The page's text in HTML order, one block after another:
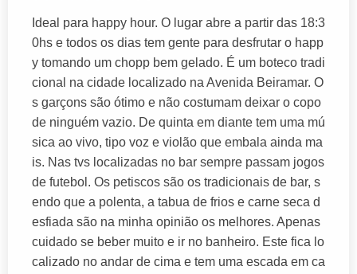
Ideal para happy hour. O lugar abre a partir das 18:3
0hs e todos os dias tem gente para desfrutar o happ
y tomando um chopp bem gelado. É um boteco tradi
cional na cidade localizado na Avenida Beiramar. O
s garçons são ótimo e não costumam deixar o copo
de ninguém vazio. De quinta em diante tem uma mú
sica ao vivo, tipo voz e violão que embala ainda ma
is. Nas tvs localizadas no bar sempre passam jogos
de futebol. Os petiscos são os tradicionais de bar, s
endo que a polenta, a tabua de frios e carne seca d
esfiada são na minha opinião os melhores. Apenas
cuidado se beber muito e ir no banheiro. Este fica lo
calizado no andar de cima e tem uma escada em ca